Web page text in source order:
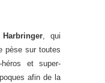
Harbringer, qui
pèse sur toutes
et super-
afin de la